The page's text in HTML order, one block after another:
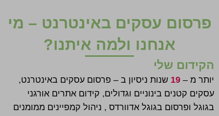
פרסום עסקים באינטרנט – מי
אנחנו ולמה איתנו?
הקידום שלי
יותר מ – 19 שנות ניסיון ב – פרסום עסקים באינטרנט,
עסקים קטנים בינוניים וגדולים, קידום אתרים אורגני
בגוגל ופרסום בגוגל אדוורדס , ניהול קמפיינים ממומנים